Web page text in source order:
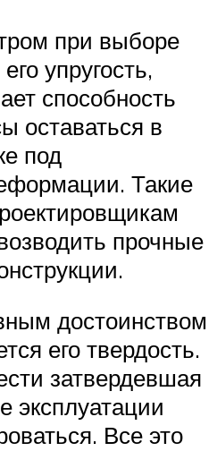
при выборе
упругость,
способность
оставаться в
под
Такие
прочные
достоинством
его твердость.
затвердевшая
эксплуатации
Все это